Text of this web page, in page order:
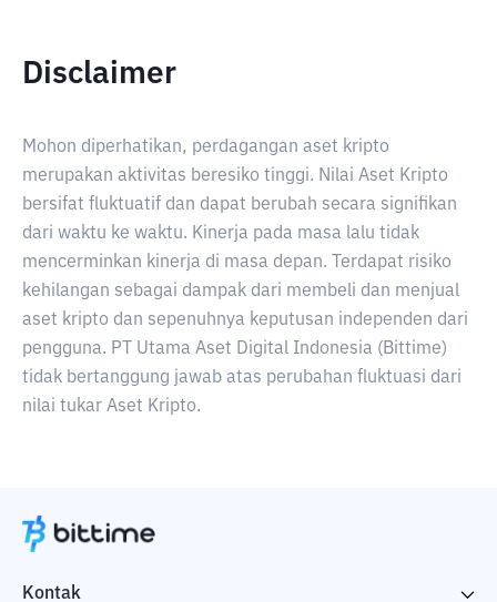
Disclaimer
Mohon diperhatikan, perdagangan aset kripto
merupakan aktivitas beresiko tinggi. Nilai Aset Kripto
bersifat fluktuatif dan dapat berubah secara signifikan
dari waktu ke waktu. Kinerja pada masa lalu tidak
mencerminkan kinerja di masa depan. Terdapat risiko
kehilangan sebagai dampak dari membeli dan menjual
aset kripto dan sepenuhnya keputusan independen dari
pengguna. PT Utama Aset Digital Indonesia (Bittime)
tidak bertanggung jawab atas perubahan fluktuasi dari
nilai tukar Aset Kripto.
Kontak